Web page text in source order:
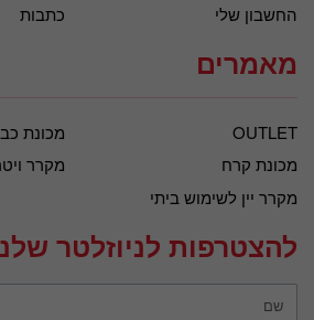
החשבון שלי
כתבות
מאמרים
OUTLET
מכונת
מכונת קרח
מקרר
מקרר יין לשימוש ביתי
להצטרפות לניוזלטר